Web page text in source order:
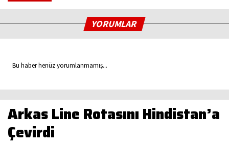
YORUMLAR
Bu haber henüz yorumlanmamış...
Arkas Line Rotasını Hindistan’a
Çevirdi